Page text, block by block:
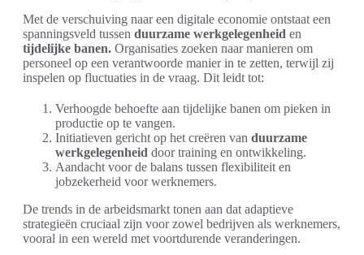
Met de verschuiving naar een digitale economie ontstaat een
spanningsveld tussen duurzame werkgelegenheid en
tijdelijke banen. Organisaties zoeken naar manieren om
personeel op een verantwoorde manier in te zetten, terwijl zij
inspelen op fluctuaties in de vraag. Dit leidt tot:
Verhoogde behoefte aan tijdelijke banen om pieken in
productie op te vangen.
Initiatieven gericht op het creëren van duurzame
werkgelegenheid door training en ontwikkeling.
Aandacht voor de balans tussen flexibiliteit en
jobzekerheid voor werknemers.
De trends in de arbeidsmarkt tonen aan dat adaptieve
strategieën cruciaal zijn voor zowel bedrijven als werknemers,
vooral in een wereld met voortdurende veranderingen.